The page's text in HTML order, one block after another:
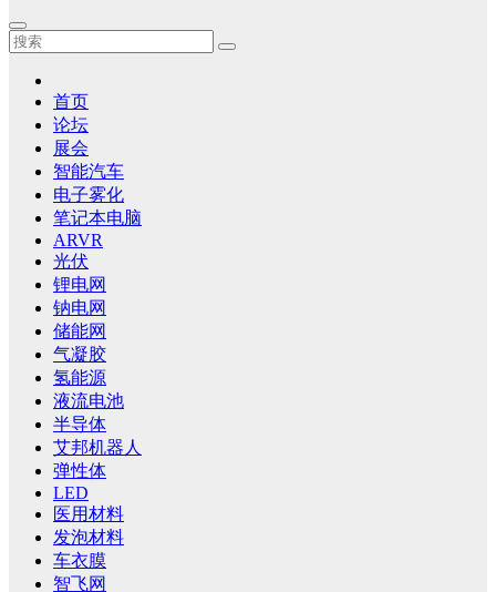
首页
论坛
展会
智能汽车
电子雾化
笔记本电脑
ARVR
光伏
锂电网
钠电网
储能网
气凝胶
氢能源
液流电池
半导体
艾邦机器人
弹性体
LED
医用材料
发泡材料
车衣膜
智飞网